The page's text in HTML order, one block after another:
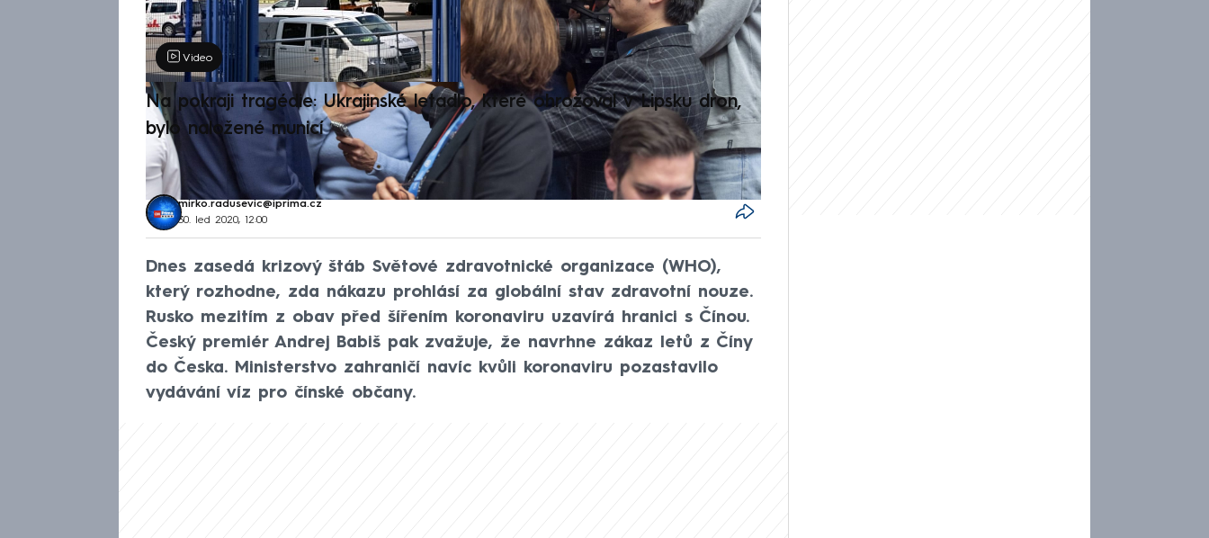
Video
Na pokraji tragédie: Ukrajinské letadlo, které ohrožoval v Lipsku dron,
bylo naložené municí
mirko.radusevic@iprima.cz
30. led 2020, 12:00
Dnes zasedá krizový štáb Světové zdravotnické organizace (WHO),
který rozhodne, zda nákazu prohlásí za globální stav zdravotní nouze.
Rusko mezitím z obav před šířením koronaviru uzavírá hranici s Čínou.
Český premiér Andrej Babiš pak zvažuje, že navrhne zákaz letů z Číny
do Česka. Ministerstvo zahraničí navíc kvůli koronaviru pozastavilo
vydávání víz pro čínské občany.